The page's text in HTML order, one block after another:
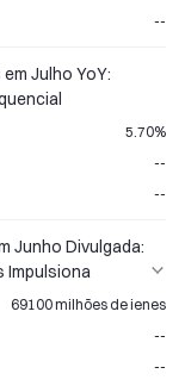
--
Julho YoY:
5.70%
--
--
Junho Divulgada:
Impulsiona
69100 milhões de ienes
--
--